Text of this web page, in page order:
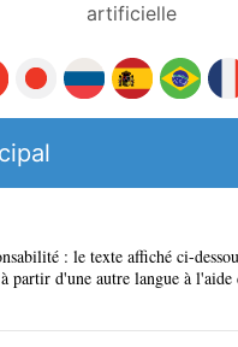
artificielle
: le texte affiché ci-
partir d'une autre langue à